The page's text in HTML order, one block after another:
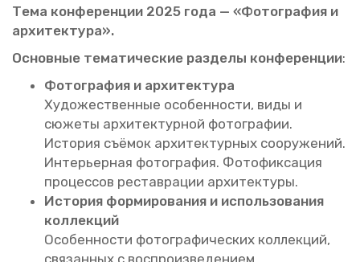
Тема кон­фе­рен­ции 2025 года — «Фо­то­гра­фия и
ар­хи­тек­ту­ра».
Ос­нов­ные те­ма­ти­че­ские раз­де­лы кон­фе­рен­ции:
Фо­то­гра­фия и ар­хи­тек­ту­ра
Ху­до­же­ствен­ные осо­бен­но­сти, виды и
сю­же­ты ар­хи­тек­тур­ной фо­то­гра­фии.
Ис­то­рия съё­мок ар­хи­тек­тур­ных со­ору­же­ний.
Ин­те­рьер­ная фо­то­гра­фия. Фо­то­фик­са­ция
про­цес­сов ре­став­ра­ции ар­хи­тек­ту­ры.
Ис­то­рия фор­ми­ро­ва­ния и ис­поль­зо­ва­ния
кол­лек­ций
Осо­бен­но­сти фо­то­гра­фи­че­ских кол­лек­ций,
свя­зан­ных с вос­про­из­ве­де­ни­ем